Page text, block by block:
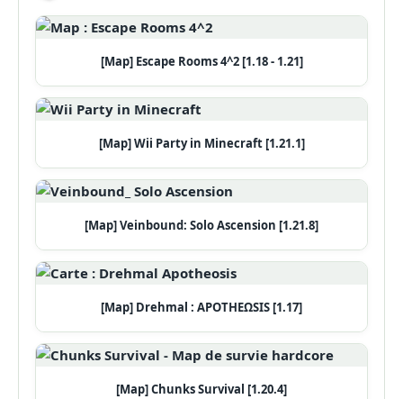
[Map] Escape Rooms 4^2 [1.18 - 1.21]
[Map] Wii Party in Minecraft [1.21.1]
[Map] Veinbound: Solo Ascension [1.21.8]
[Map] Drehmal : APOTHEΩSIS [1.17]
[Map] Chunks Survival [1.20.4]